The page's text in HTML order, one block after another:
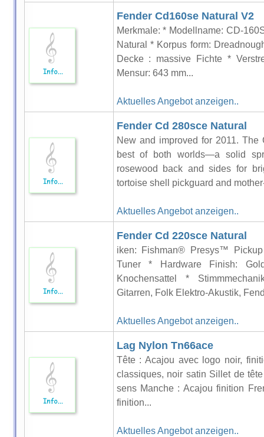
Fender Cd160se Natural V2
Merkmale: * Modellname: CD-
Natural * Korpus form:
Decke : massive Fichte *
Mensur: 643 mm...
Aktuelles Angebot anzeigen..
Fender Cd 280sce Natural
New and improved for 2011. The
best of both worlds—a solid
rosewood back and sides for
tortoise shell pickguard and
Aktuelles Angebot anzeigen..
Fender Cd 220sce Natural
iken: Fishman® Presys™
Tuner * Hardware Finish:
Knochensattel *
Gitarren, Folk Elektro-Akustik,
Aktuelles Angebot anzeigen..
Lag Nylon Tn66ace
Tête : Acajou avec logo noir,
classiques, noir satin Sillet de
sens Manche : Acajou finition
finition...
Aktuelles Angebot anzeigen..